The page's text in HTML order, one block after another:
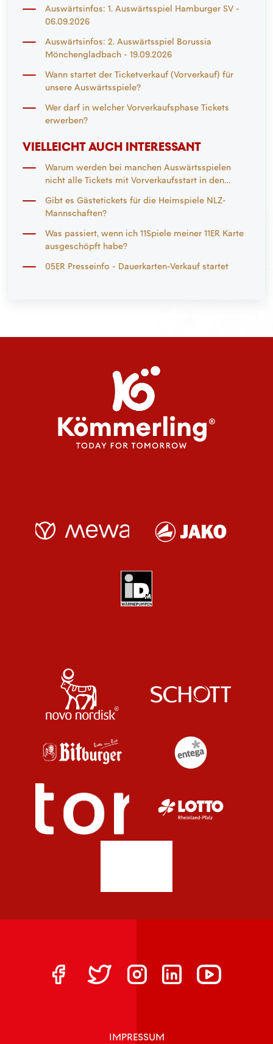
Auswärtsinfos: 1. Auswärtsspiel Hamburger SV -
06.09.2026
Auswärtsinfos: 2. Auswärtsspiel Borussia
Mönchengladbach - 19.09.2026
Wann startet der Ticketverkauf (Vorverkauf) für
unsere Auswärtsspiele?
Wer darf in welcher Vorverkaufsphase Tickets
erwerben?
VIELLEICHT AUCH INTERESSANT
Warum werden bei manchen Auswärtsspielen
nicht alle Tickets mit Vorverkaufsstart in den
Gibt es Gästetickets für die Heimspiele NLZ-
Mannschaften?
Was passiert, wenn ich 11Spiele meiner 11ER Karte
ausgeschöpft habe?
05ER Presseinfo - Dauerkarten-Verkauf startet
IMPRESSUM